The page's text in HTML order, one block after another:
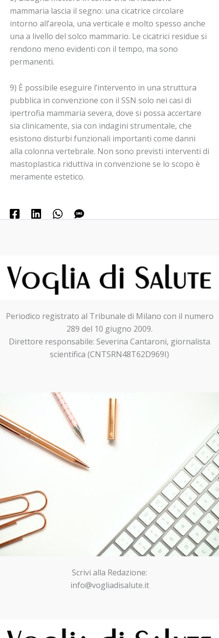
mammaria lascia il segno: una cicatrice circolare
intorno all’areola, una verticale e molto spesso anche
una a livello del solco mammario. Le cicatrici residue si
rendono meno evidenti con il tempo, ma sono
permanenti.
9) È possibile eseguire l’intervento in una struttura
pubblica in convenzione con il SSN solo nei casi di
ipertrofia mammaria severa, dove si possa accertare
sia clinicamente, sia con indagini strumentale, che
esistono disturbi funzionali importanti come danni
alla colonna vertebrale. Non sono previsti interventi di
mastoplastica riduttiva in convenzione se lo scopo è
meramente estetico.
Periodico registrato al Tribunale di Milano con il numero
289 del 10 giugno 2009.
Direttore responsabile: Severina Cantaroni, giornalista
scientifica (CNTSRN48T62D969I)
Scrivi alla Redazione:
info@vogliadisalute.it